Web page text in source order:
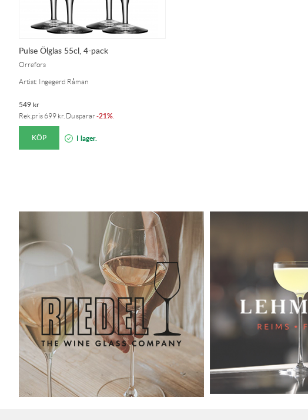
Pulse Ölglas 55cl, 4-pack
Orrefors
Artist: Ingegerd Råman
549kr
Rek.pris 699 kr. Du sparar-21%
KÖP I lager.